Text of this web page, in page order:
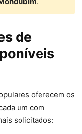
de
oferecem os
um com
solicitados: